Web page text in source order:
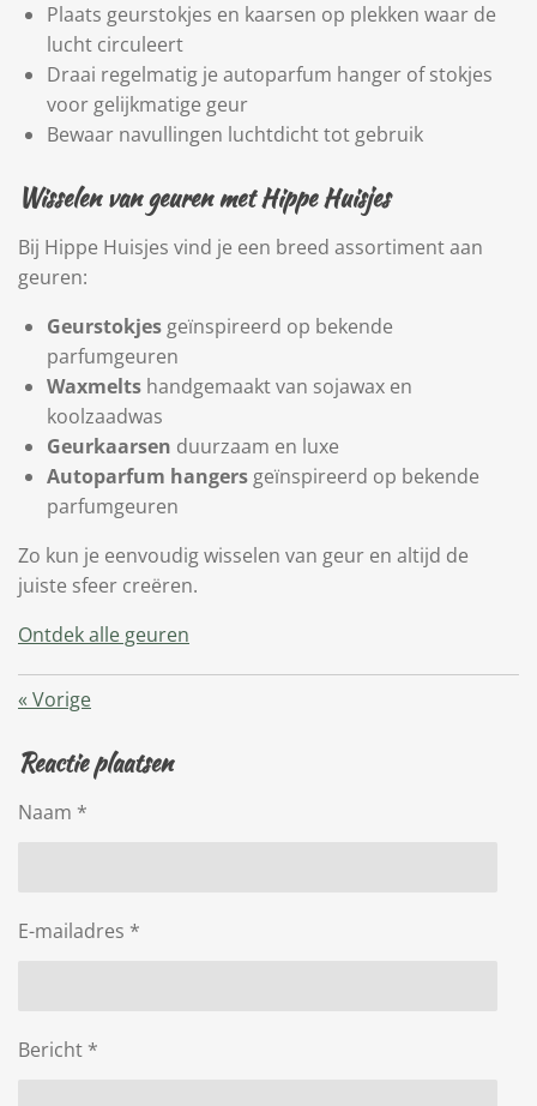
Plaats geurstokjes en kaarsen op plekken waar de
lucht circuleert
Draai regelmatig je autoparfum hanger of stokjes
voor gelijkmatige geur
Bewaar navullingen luchtdicht tot gebruik
Wisselen van geuren met Hippe Huisjes
Bij Hippe Huisjes vind je een breed assortiment aan
geuren:
Geurstokjes geïnspireerd op bekende
parfumgeuren
Waxmelts handgemaakt van sojawax en
koolzaadwas
Geurkaarsen duurzaam en luxe
Autoparfum hangers geïnspireerd op bekende
parfumgeuren
Zo kun je eenvoudig wisselen van geur en altijd de
juiste sfeer creëren.
Ontdek alle geuren
« Vorige
Reactie plaatsen
Naam *
E-mailadres *
Bericht *